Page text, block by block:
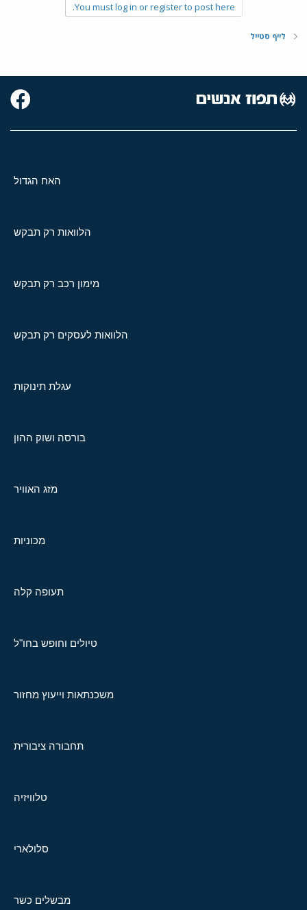
You must log in or register to post here.
לייף סטייל
האח הגדול
הלוואות רק תבקש
מימון רכב רק תבקש
הלוואות לעסקים רק תבקש
עגלת תינוקות
בורסה ושוק ההון
מזג האוויר
מכוניות
תעופה קלה
טיולים וחופש בחו"ל
משכנתאות וייעוץ מחזור
תחבורה ציבורית
טלוויזיה
סלולארי
מבשלים כשר